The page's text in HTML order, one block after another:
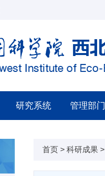
研究系统 管理部门
首页 > 科研成果 >